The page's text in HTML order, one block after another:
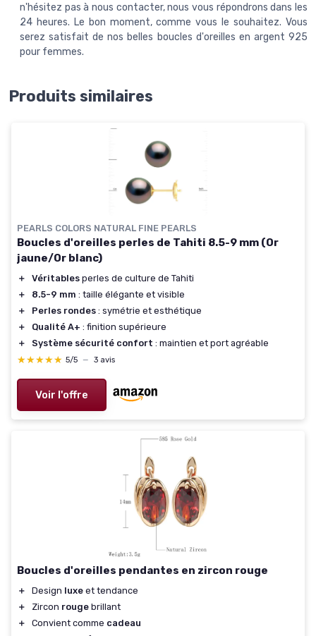
n'hésitez pas à nous contacter, nous vous répondrons dans les
24 heures. Le bon moment, comme vous le souhaitez. Vous
serez satisfait de nos belles boucles d'oreilles en argent 925
pour femmes.
Produits similaires
PEARLS COLORS NATURAL FINE PEARLS
Boucles d'oreilles perles de Tahiti 8.5-9 mm (Or
jaune/Or blanc)
＋ Véritables perles de culture de Tahiti
＋
8.5-9 mm : taille élégante et visible
＋
Perles rondes : symétrie et esthétique
＋
Qualité A+ : finition supérieure
＋
Système sécurité confort : maintien et port agréable
★★★★★
★★★★★ 5/5 — 3 avis
Voir l'offre
Boucles d'oreilles pendantes en zircon rouge
＋ Design luxe et tendance
＋
Zircon rouge brillant
＋
Convient comme cadeau